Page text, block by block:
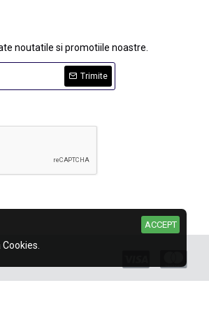
noutatile si promotiile noastre.
Trimite
ACCEPT